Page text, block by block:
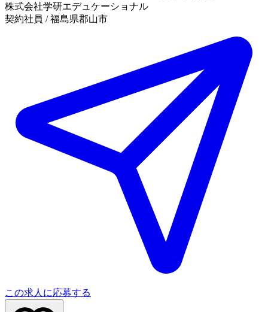
株式会社学研エデュケーショナル
契約社員 / 福島県郡山市
この求人に応募する